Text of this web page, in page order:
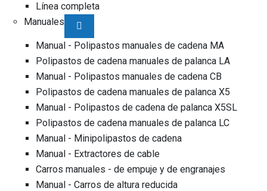
Línea completa
Manuales
Manual - Polipastos manuales de cadena MA
Polipastos de cadena manuales de palanca LA
Manual - Polipastos manuales de cadena CB
Polipastos de cadena manuales de palanca X5
Manual - Polipastos de cadena de palanca X5SL
Polipastos de cadena manuales de palanca LC
Manual - Minipolipastos de cadena
Manual - Extractores de cable
Carros manuales - de empuje y de engranajes
Manual - Carros de altura reducida